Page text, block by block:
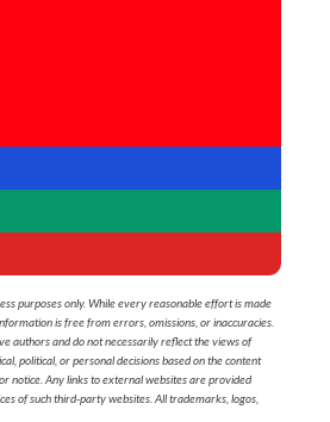
purposes only. While every reasonable effort is made
is free from errors, omissions, or inaccuracies.
authors and do not necessarily reflect the views of
political, or personal decisions based on the content
notice. Any links to external websites are provided
of such third-party websites. All trademarks, logos,